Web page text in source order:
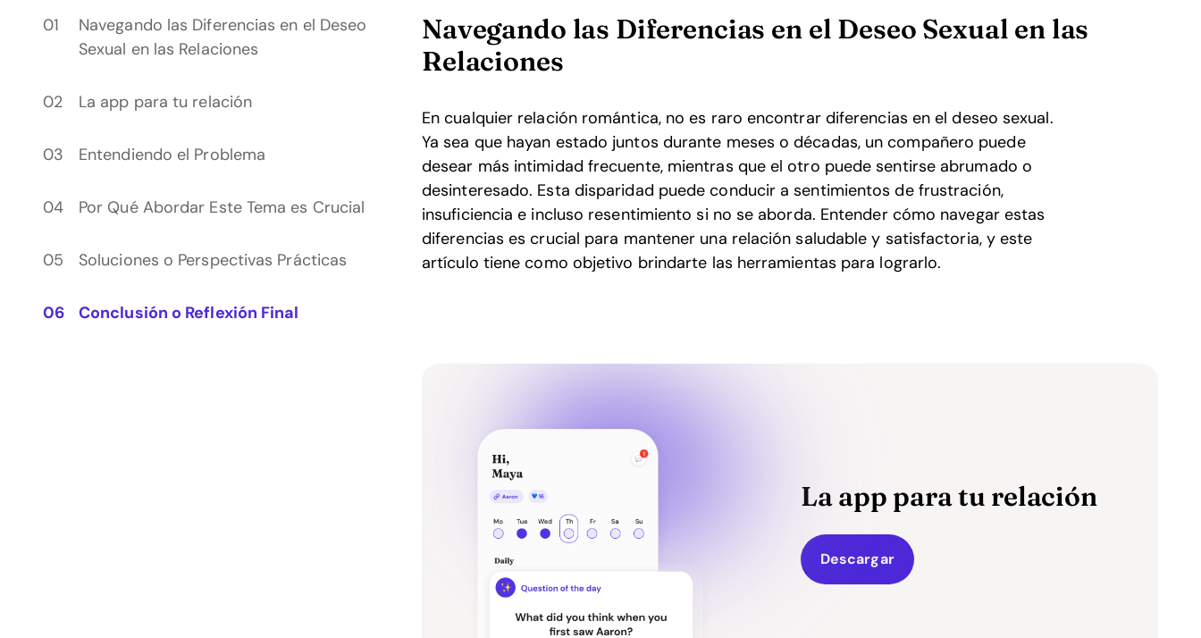
Navegando las Diferencias en el Deseo
Sexual en las Relaciones
La app para tu relación
Entendiendo el Problema
Por Qué Abordar Este Tema es Crucial
Soluciones o Perspectivas Prácticas
Conclusión o Reflexión Final
Navegando las Diferencias en el Deseo Sexual en las
Relaciones
En cualquier relación romántica, no es raro encontrar diferencias en el deseo sexual.
Ya sea que hayan estado juntos durante meses o décadas, un compañero puede
desear más intimidad frecuente, mientras que el otro puede sentirse abrumado o
desinteresado. Esta disparidad puede conducir a sentimientos de frustración,
insuficiencia e incluso resentimiento si no se aborda. Entender cómo navegar estas
diferencias es crucial para mantener una relación saludable y satisfactoria, y este
artículo tiene como objetivo brindarte las herramientas para lograrlo.
La app para tu relación
Descargar